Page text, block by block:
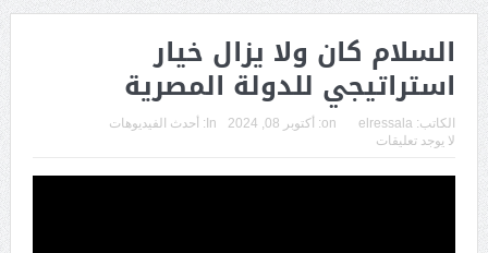
السلام كان ولا يزال خيار
استراتيجي للدولة المصرية
الكاتب: elressala
on: أكتوبر 08, 2024 In:
أحدث الفيديوهات
لا يوجد تعليقات